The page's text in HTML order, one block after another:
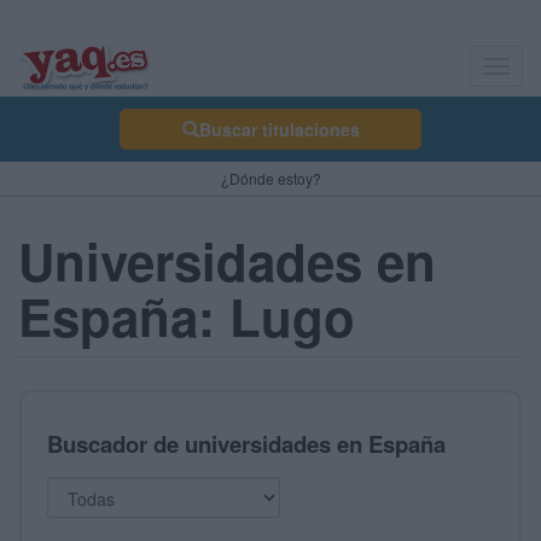
Buscar titulaciones
¿Dónde estoy?
Universidades en
España: Lugo
Buscador de universidades en España